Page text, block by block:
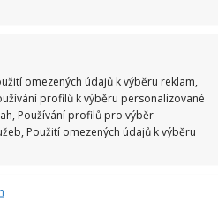
omezených údajů k výběru reklam,
profilů k výběru personalizované
Používání profilů pro výběr
Použití omezených údajů k výběru